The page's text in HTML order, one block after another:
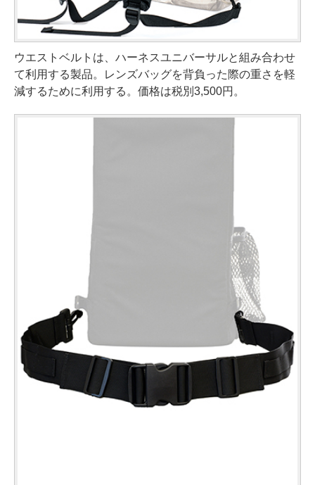
ウエストベルトは、ハーネスユニバーサルと組み合わせ
て利用する製品。レンズバッグを背負った際の重さを軽
減するために利用する。価格は税別3,500円。